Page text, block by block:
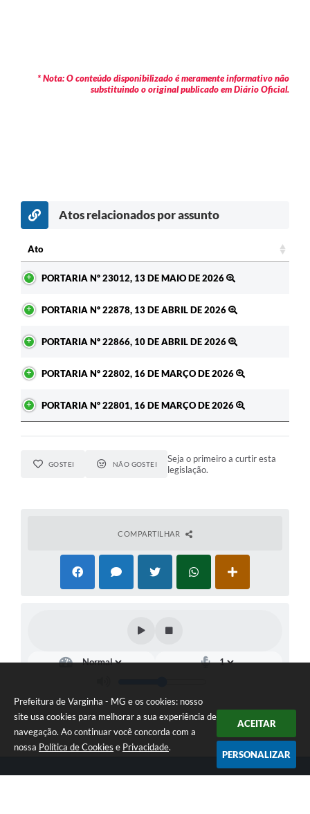
Prefeitura de Varginha - MG e os cookies: nosso
site usa cookies para melhorar a sua experiência de
navegação. Ao continuar você concorda com a
nossa Política de Cookies e Privacidade.
ACEITAR
PERSONALIZAR
* Nota: O conteúdo disponibilizado é meramente informativo não
substituindo o original publicado em Diário Oficial.
Atos relacionados por assunto
Ato
PORTARIA Nº 23012, 13 DE MAIO DE 2026
PORTARIA Nº 22878, 13 DE ABRIL DE 2026
PORTARIA Nº 22866, 10 DE ABRIL DE 2026
PORTARIA Nº 22802, 16 DE MARÇO DE 2026
PORTARIA Nº 22801, 16 DE MARÇO DE 2026
GOSTEI NÃO GOSTEI
Seja o primeiro a curtir esta
legislação.
COMPARTILHAR